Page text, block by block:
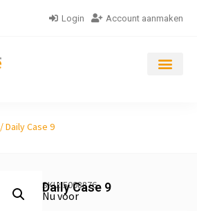
Login Account aanmaken
/ Daily Case 9
Daily Case 9
SKU: 5008876
Nu voor